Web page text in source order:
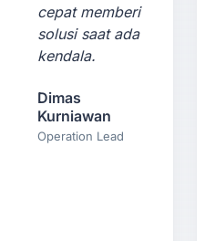
cepat memberi
solusi saat ada
kendala.
Dimas
Kurniawan
Operation Lead